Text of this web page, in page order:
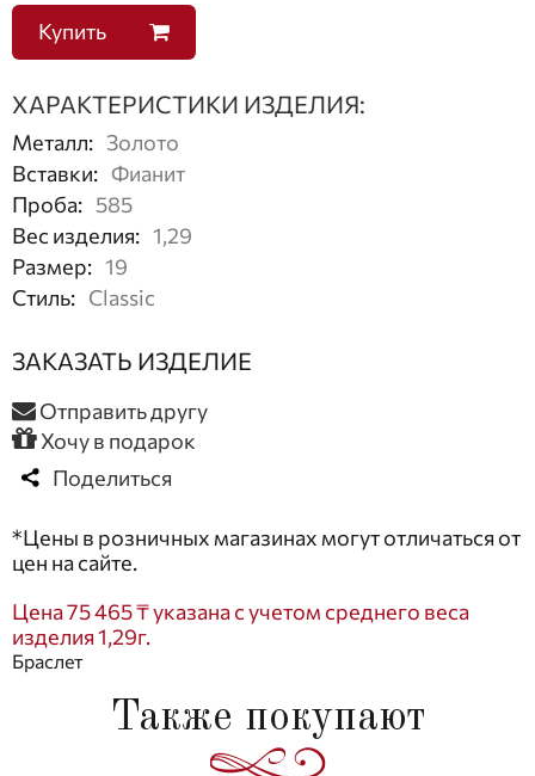
Купить
ХАРАКТЕРИСТИКИ ИЗДЕЛИЯ:
Металл: Золото
Вставки: Фианит
Проба: 585
Вес изделия: 1,29
Размер: 19
Стиль: Classic
ЗАКАЗАТЬ ИЗДЕЛИЕ
Отправить другу
Хочу в подарок
Поделиться
*Цены в розничных магазинах могут отличаться от
цен на сайте.
Цена 75 465 ₸ указана с учетом среднего веса
изделия 1,29г.
Браслет
Также покупают